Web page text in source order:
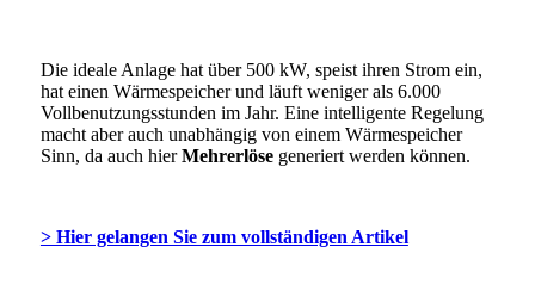
Die ideale Anlage hat über 500 kW, speist ihren Strom ein,
hat einen Wärmespeicher und läuft weniger als 6.000
Vollbenutzungsstunden im Jahr. Eine intelligente Regelung
macht aber auch unabhängig von einem Wärmespeicher
Sinn, da auch hierMehrerlösegeneriert werden können.
> Hier gelangen Sie zum vollständigen Artikel